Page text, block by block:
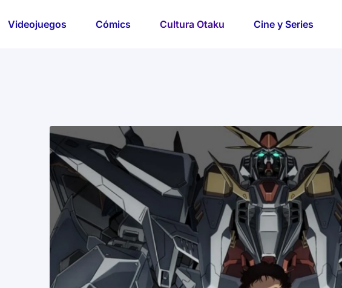
Videojuegos Cómics Cultura Otaku Cine y Series